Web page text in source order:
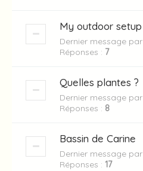
My outdoor setup
Dernier message par
Réponses : 7
Quelles plantes ?
Dernier message par
Réponses : 8
Bassin de Carine
Dernier message par
Réponses : 17